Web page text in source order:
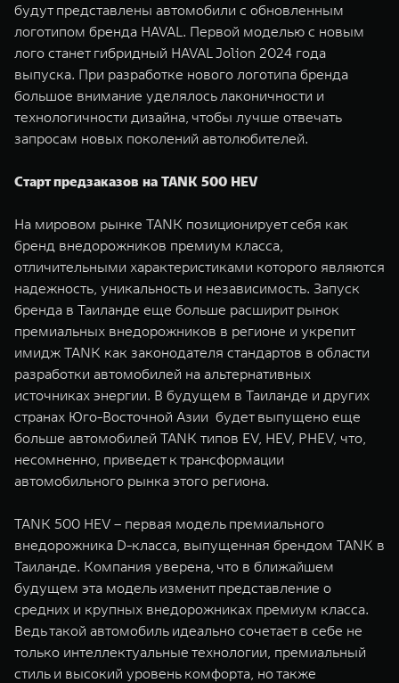
будут представлены автомобили с обновленным
логотипом бренда HAVAL. Первой моделью с новым
лого станет гибридный HAVAL Jolion 2024 года
выпуска. При разработке нового логотипа бренда
большое внимание уделялось лаконичности и
технологичности дизайна, чтобы лучше отвечать
запросам новых поколений автолюбителей.
Старт предзаказов на TANK 500 HEV
На мировом рынке TANK позиционирует себя как
бренд внедорожников премиум класса,
отличительными характеристиками которого являются
надежность, уникальность и независимость. Запуск
бренда в Таиланде еще больше расширит рынок
премиальных внедорожников в регионе и укрепит
имидж TANK как законодателя стандартов в области
разработки автомобилей на альтернативных
источниках энергии. В будущем в Таиланде и других
странах Юго-Восточной Азии будет выпущено еще
больше автомобилей TANK типов EV, HEV, PHEV, что,
несомненно, приведет к трансформации
автомобильного рынка этого региона.
TANK 500 HEV – первая модель премиального
внедорожника D-класса, выпущенная брендом TANK в
Таиланде. Компания уверена, что в ближайшем
будущем эта модель изменит представление о
средних и крупных внедорожниках премиум класса.
Ведь такой автомобиль идеально сочетает в себе не
только интеллектуальные технологии, премиальный
стиль и высокий уровень комфорта, но также